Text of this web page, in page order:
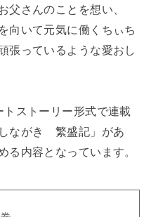
父さんのことを想い、
向いて元気に働くちぃち
張っているような愛おし
ストーリー形式で連載
ながき 繁盛記」があ
る内容となっています。